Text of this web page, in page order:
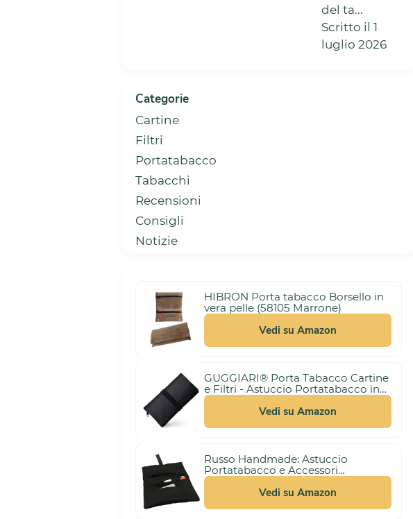
del ta...
Scritto il 1
luglio 2026
Categorie
Cartine
Filtri
Portatabacco
Tabacchi
Recensioni
Consigli
Notizie
10,99 €
3,00 €
(21%)
HIBRON Porta tabacco Borsello in
vera pelle (58105 Marrone)
Vedi su Amazon
10,99 €
GUGGIARI® Porta Tabacco Cartine
e Filtri - Astuccio Portatabacco in
Tessuto Realizzato a Mano - Porta
Tabacco Donna/Uomo (Pindot -
Black)
Vedi su Amazon
Russo Handmade: Astuccio
Portatabacco e Accessori
Artigianale in Tessuto.
Uomo/Donna con Doppia Cerniera
per Tabacco e Filtri, 4 Scomparti
Vedi su Amazon